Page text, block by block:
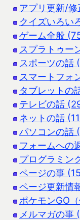
アプリ更新/
クイズいろい
ゲーム全般
スプラトゥー
スポーツの話
スマートフォ
タブレットの
テレビの話
ネットの話
パソコンの話
フォームへの
プログラミン
ページの事
ページ更新情
ポケモンGO
メルマガの事